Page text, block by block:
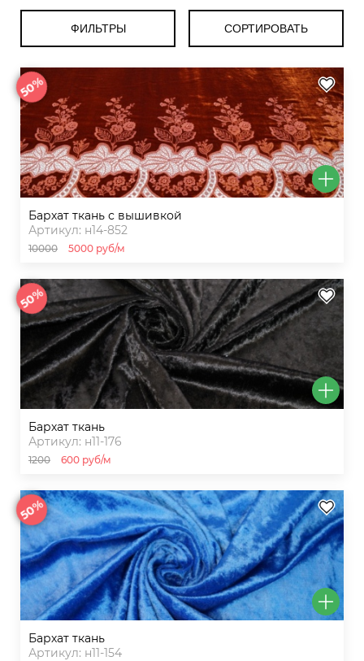
ФИЛЬТРЫ СОРТИРОВАТЬ
50%
бархат ткань с вышивкой
Артикул: н14-852
10000 5000 руб/м
50%
бархат ткань
Артикул: н11-176
1200 600 руб/м
50%
бархат ткань
Артикул: н11-154